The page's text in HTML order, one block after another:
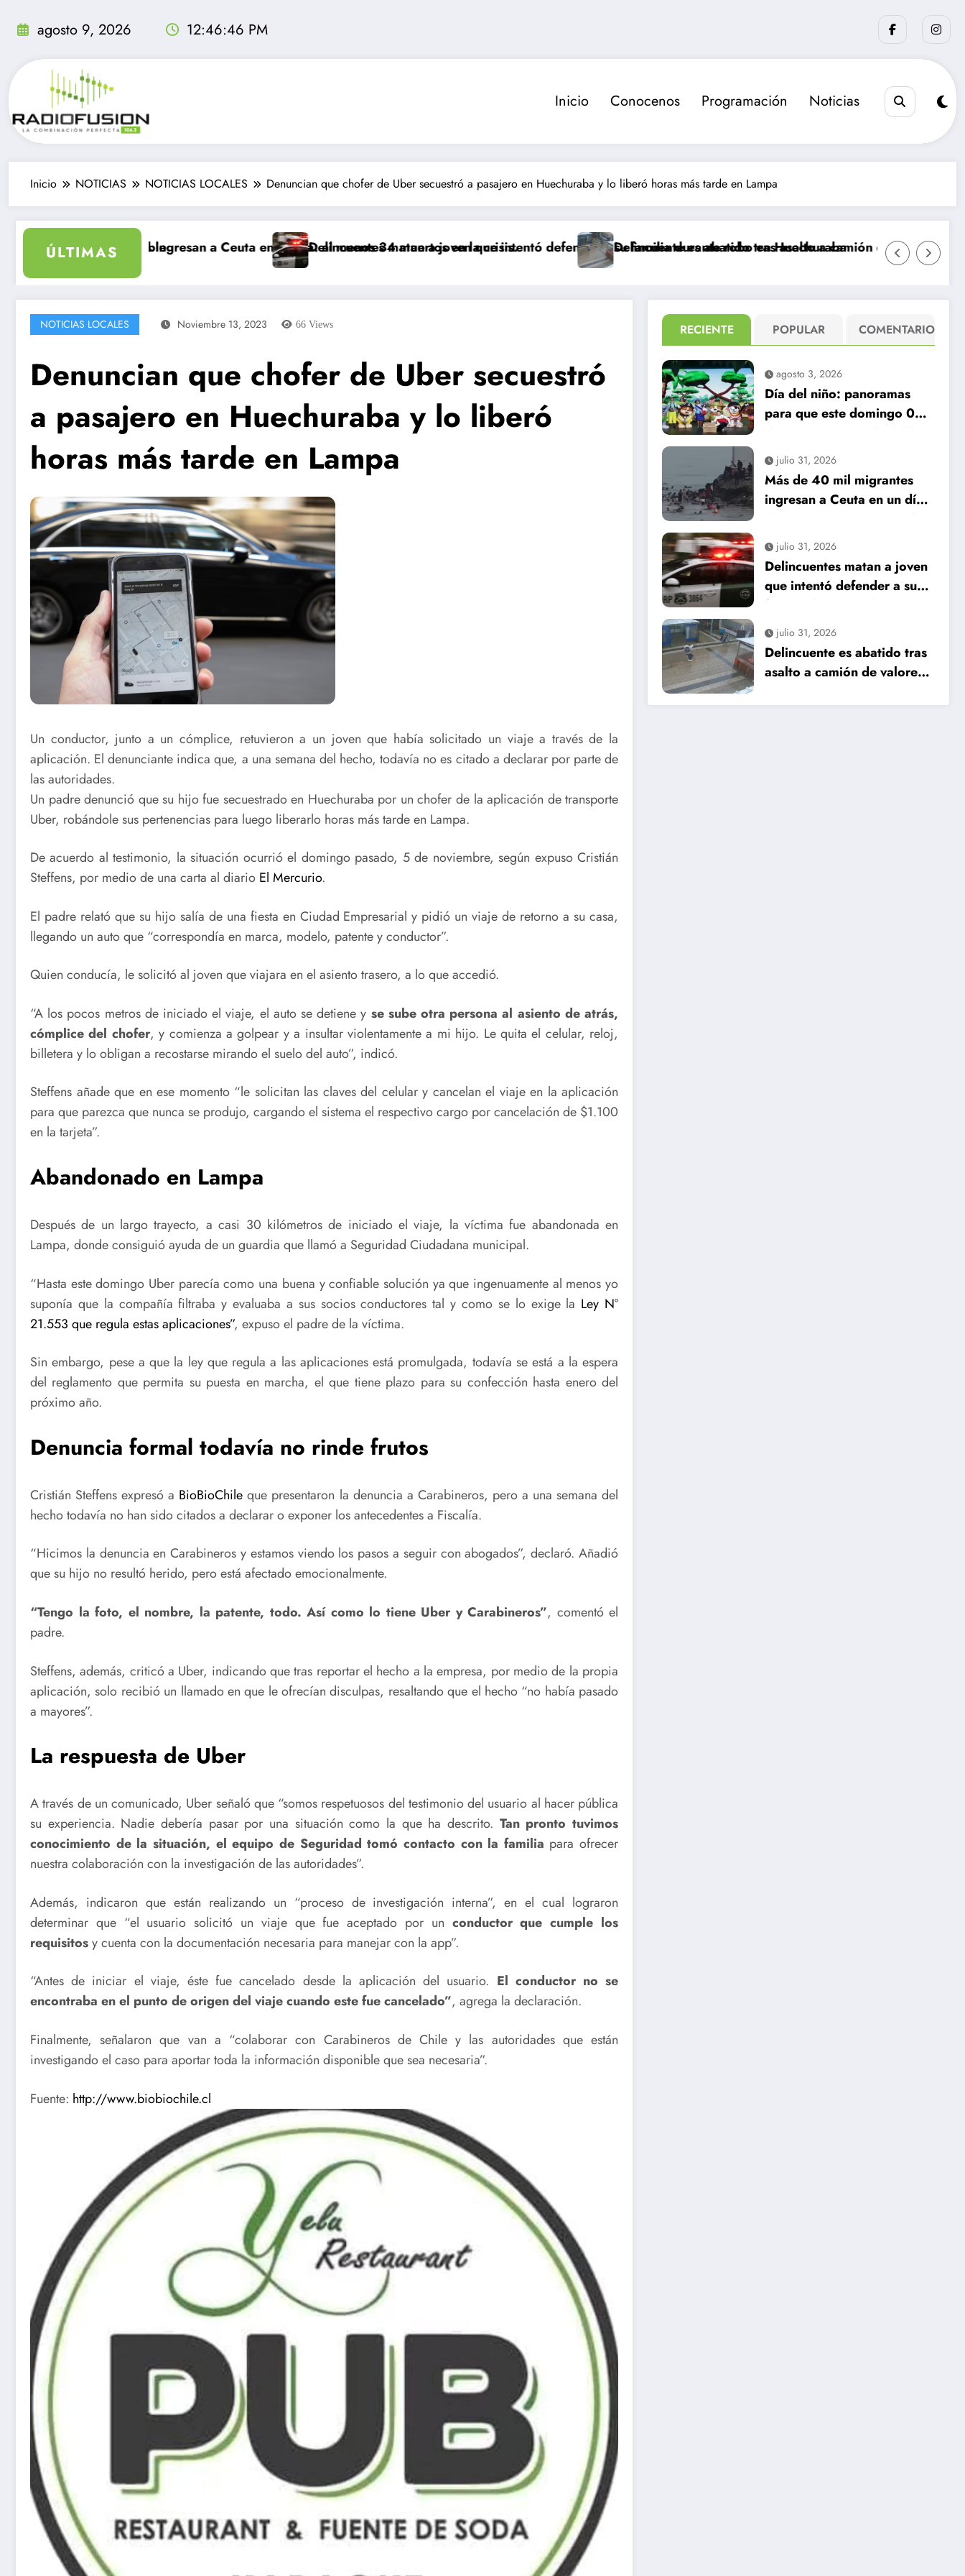
agosto 9, 2026 12:46:47 PM
Inicio Conocenos Programación Noticias
Inicio NOTICIAS NOTICIAS LOCALES Denuncian que chofer de Uber secuestró a pasajero en Huechuraba y lo liberó horas más tarde en Lampa
ÚLTIMAS
ingresan a Ceuta en un día: al menos 34 muertos en la crisis.
Delincuentes matan a joven que intentó defender a su familia durante robo en Huechuraba
Delincuente es abatido tras asalto a camión de valores en Santiago
La sanción que busca el
NOTICIAS LOCALES Noviembre 13, 2023 66 Views
Denuncian que chofer de Uber secuestró
a pasajero en Huechuraba y lo liberó
horas más tarde en Lampa
Un conductor, junto a un cómplice, retuvieron a un joven que había solicitado un viaje a través de la
aplicación. El denunciante indica que, a una semana del hecho, todavía no es citado a declarar por parte de
las autoridades.
Un padre denunció que su hijo fue secuestrado en Huechuraba por un chofer de la aplicación de transporte
Uber, robándole sus pertenencias para luego liberarlo horas más tarde en Lampa.
De acuerdo al testimonio, la situación ocurrió el domingo pasado, 5 de noviembre, según expuso Cristián
Steffens, por medio de una carta al diario El Mercurio.
El padre relató que su hijo salía de una fiesta en Ciudad Empresarial y pidió un viaje de retorno a su casa,
llegando un auto que “correspondía en marca, modelo, patente y conductor”.
Quien conducía, le solicitó al joven que viajara en el asiento trasero, a lo que accedió.
“A los pocos metros de iniciado el viaje, el auto se detiene y se sube otra persona al asiento de atrás,
cómplice del chofer, y comienza a golpear y a insultar violentamente a mi hijo. Le quita el celular, reloj,
billetera y lo obligan a recostarse mirando el suelo del auto”, indicó.
Steffens añade que en ese momento “le solicitan las claves del celular y cancelan el viaje en la aplicación
para que parezca que nunca se produjo, cargando el sistema el respectivo cargo por cancelación de $1.100
en la tarjeta”.
Abandonado en Lampa
Después de un largo trayecto, a casi 30 kilómetros de iniciado el viaje, la víctima fue abandonada en
Lampa, donde consiguió ayuda de un guardia que llamó a Seguridad Ciudadana municipal.
“Hasta este domingo Uber parecía como una buena y confiable solución ya que ingenuamente al menos yo
suponía que la compañía filtraba y evaluaba a sus socios conductores tal y como se lo exige la Ley N°
21.553 que regula estas aplicaciones”, expuso el padre de la víctima.
Sin embargo, pese a que la ley que regula a las aplicaciones está promulgada, todavía se está a la espera
del reglamento que permita su puesta en marcha, el que tiene plazo para su confección hasta enero del
próximo año.
Denuncia formal todavía no rinde frutos
Cristián Steffens expresó a BioBioChile que presentaron la denuncia a Carabineros, pero a una semana del
hecho todavía no han sido citados a declarar o exponer los antecedentes a Fiscalía.
“Hicimos la denuncia en Carabineros y estamos viendo los pasos a seguir con abogados”, declaró. Añadió
que su hijo no resultó herido, pero está afectado emocionalmente.
“Tengo la foto, el nombre, la patente, todo. Así como lo tiene Uber y Carabineros”, comentó el
padre.
Steffens, además, criticó a Uber, indicando que tras reportar el hecho a la empresa, por medio de la propia
aplicación, solo recibió un llamado en que le ofrecían disculpas, resaltando que el hecho “no había pasado
a mayores”.
La respuesta de Uber
A través de un comunicado, Uber señaló que “somos respetuosos del testimonio del usuario al hacer pública
su experiencia. Nadie debería pasar por una situación como la que ha descrito. Tan pronto tuvimos
conocimiento de la situación, el equipo de Seguridad tomó contacto con la familia para ofrecer
nuestra colaboración con la investigación de las autoridades”.
Además, indicaron que están realizando un “proceso de investigación interna”, en el cual lograron
determinar que “el usuario solicitó un viaje que fue aceptado por un conductor que cumple los
requisitosy cuenta con la documentación necesaria para manejar con la app”.
“Antes de iniciar el viaje, éste fue cancelado desde la aplicación del usuario. El conductor no se
encontraba en el punto de origen del viaje cuando este fue cancelado”, agrega la declaración.
Finalmente, señalaron que van a “colaborar con Carabineros de Chile y las autoridades que están
investigando el caso para aportar toda la información disponible que sea necesaria”.
Fuente: http://www.biobiochile.cl
RECIENTE POPULAR COMENTARIO
agosto 3, 2026
Día del niño: panoramas
para que este domingo 09
julio 31, 2026
Más de 40 mil migrantes
ingresan a Ceuta en un día:
crisis.
julio 31, 2026
Delincuentes matan a joven
que intentó defender a su
familia durante robo en
Huechuraba
julio 31, 2026
Delincuente es abatido tras
asalto a camión de valores